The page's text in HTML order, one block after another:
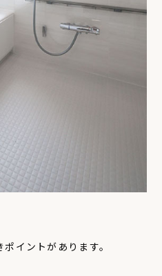
イントがあります。